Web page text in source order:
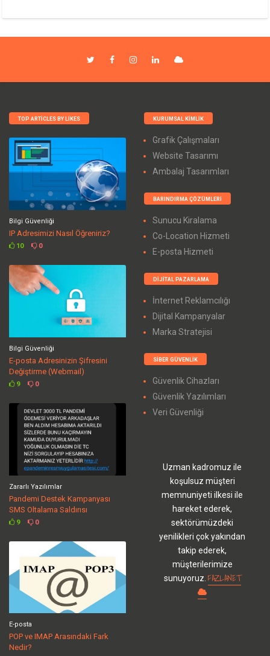
TOP ARTICLES BY LIKES
Bilgi Güvenliği
IP Adresimizi Nasıl Öğreniriz?
10 0
Bilgi Güvenliği
E-posta Adresinizin Şifresini
Değiştirme (Webmail)
9 0
Zararlı Yazılımlar
Pandemi Destek Kampanyası
SMS Oltalama Saldırısı
9 0
E-posta
POP ve IMAP Arasındaki Fark
Nedir?
KURUMSAL KIMLIK
Grafik Çalışmaları
Website Tasarımı
Ambalaj Tasarımları
BARINDIRMA ÇÖZÜMLERI
Sunucu Kiralama
Co-Location Hizmeti
E-posta Hizmeti
DIJITAL PAZARLAMA
İnternet Reklamcılığı
Dijital Kampanyalar
Marka Stratejisi
SIBER GÜVENLIK
Güvenlik Cihazları
Güvenlik Yazılımları
Veri Güvenliği
Uzman kadromuz ile
koşulsuz müşteri
memnuniyeti ilkesi ile
hareket ederek,
sektörümüzdeki
yenilikleri çok yakından
takip ederek,
müşterilerimize
sunuyoruz. FAZLANET